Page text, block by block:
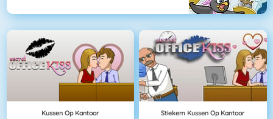
Kussen Op Kantoor Stiekem Kussen Op Kantoor